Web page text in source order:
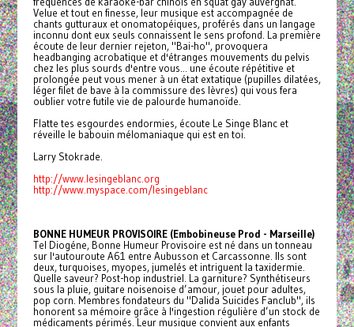
Velue et tout en finesse, leur musique est accompagnée de
chants gutturaux et onomatopéiques, proférés dans un langage
inconnu dont eux seuls connaissent le sens profond. La première
écoute de leur dernier rejeton, "Bai-ho", provoquera
headbanging acrobatique et d'étranges mouvements du pelvis
chez les plus sourds d'entre vous... une écoute répétitive et
prolongée peut vous mener à un état extatique (pupilles dilatées,
léger filet de bave à la commissure des lèvres) qui vous fera
oublier votre futile vie de palourde humanoïde.
Flatte tes esgourdes endormies, écoute Le Singe Blanc et
réveille le babouin mélomaniaque qui est en toi.
Larry Stokrade.
http://www.lesingeblanc.org
http://www.myspace.com/lesingeblanc
BONNE HUMEUR PROVISOIRE (Embobineuse Prod - Marseille)
Tel Diogéne, Bonne Humeur Provisoire est né dans un tonneau
sur l'autouroute A61 entre Aubusson et Carcassonne. Ils sont
deux, turquoises, myopes, jumelés et intriguent la taxidermie.
Quelle saveur? Post-hop industriel. La garniture? Synthétiseurs
sous la pluie, guitare noisenoise d’amour, jouet pour adultes,
pop corn. Membres fondateurs du "Dalida Suicides Fanclub", ils
honorent sa mémoire grâce à l'ingestion régulière d’un stock de
médicaments périmés. Leur musique convient aux enfants